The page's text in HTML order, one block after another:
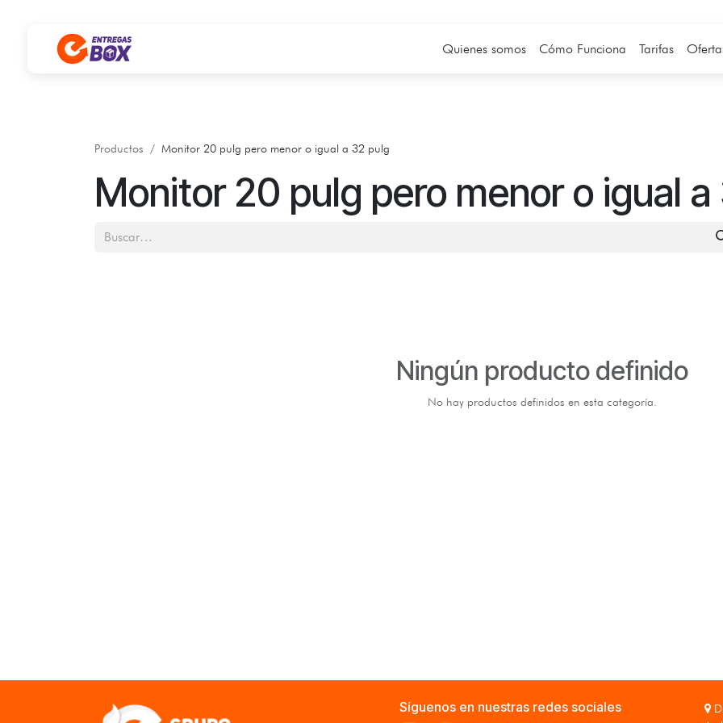
Quienes somos Cómo Funciona Tarifas
Productos Monitor 20 pulg pero menor o igual a 32 pulg
Monitor 20 pulg pero menor o igual
Ningún producto definido
No hay productos definidos en esta categoría.
Síguenos en nuestras redes sociales